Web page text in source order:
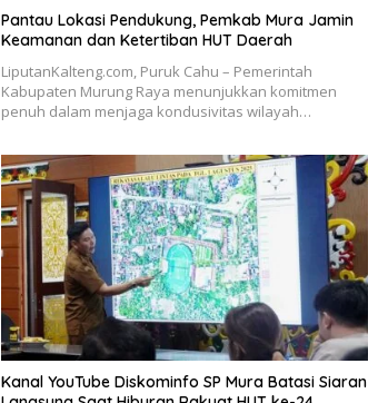
Pantau Lokasi Pendukung, Pemkab Mura Jamin
Keamanan dan Ketertiban HUT Daerah
LiputanKalteng.com, Puruk Cahu – Pemerintah
Kabupaten Murung Raya menunjukkan komitmen
penuh dalam menjaga kondusivitas wilayah…
Kanal YouTube Diskominfo SP Mura Batasi Siaran